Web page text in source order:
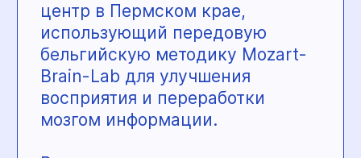
Полушкиной организовывают
в Перми крупный форум
«Беременные встречи»
с лекциями практикующих
врачей.
Преимущества 4МАМА:
— проверенные товары
и бренды